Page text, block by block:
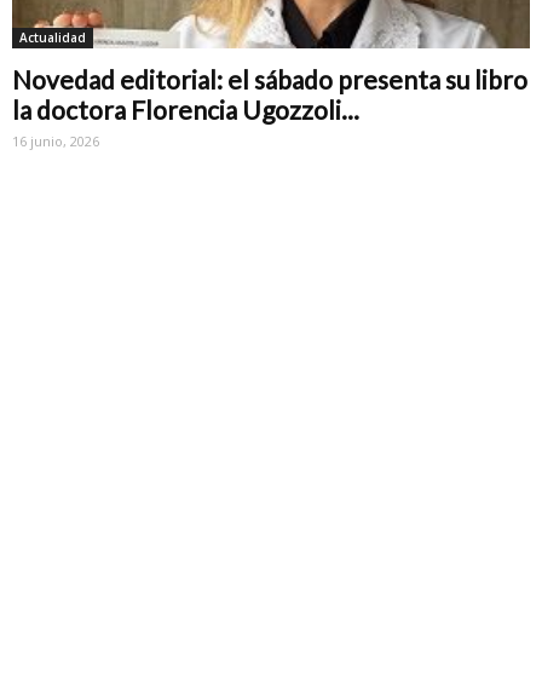
Actualidad
Novedad editorial: el sábado presenta su libro
la doctora Florencia Ugozzoli...
16 junio, 2026